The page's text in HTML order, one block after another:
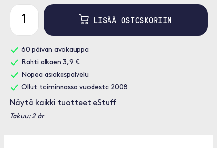
LISÄÄ OSTOSKORIIN
60 päivän avokauppa
Rahti alkaen 3,9 €
Nopea asiakaspalvelu
Ollut toiminnassa vuodesta 2008
Näytä kaikki tuotteet eStuff
Takuu: 2 år